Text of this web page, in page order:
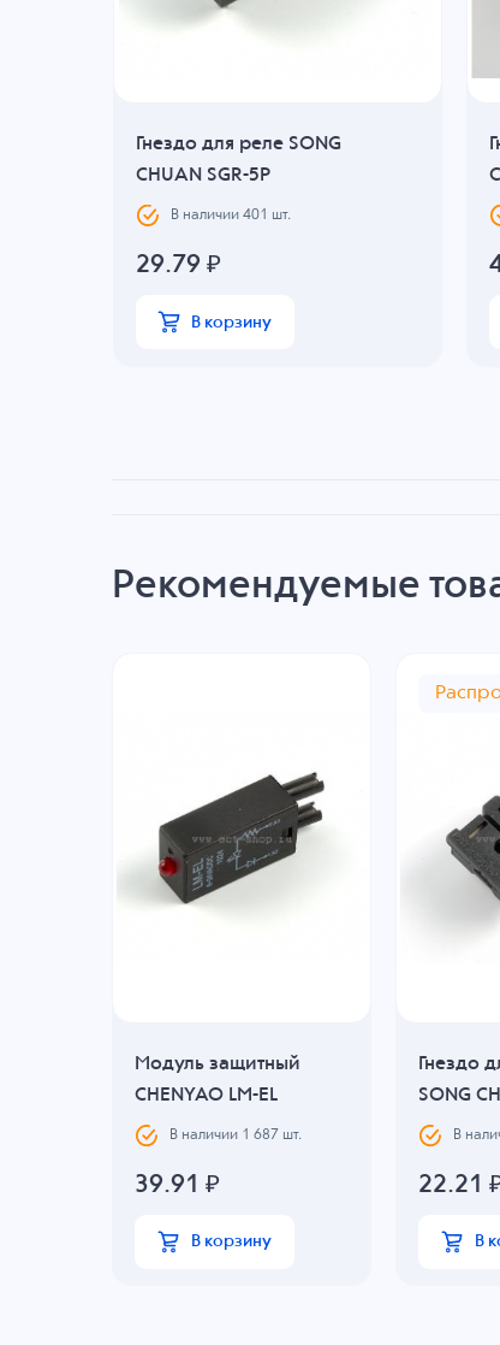
Гнездо для реле SONG
CHUAN SGR-5P
В наличии 401 шт.
29.79 ₽
В корзину
Рекомендуемые
Модуль защитный
CHENYAO LM-EL
В наличии 1 687 шт.
39.91 ₽
В корзину
Гнездо
SONG
В
22.21
В